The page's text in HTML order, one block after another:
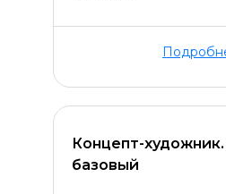
Концепт-
базовый
Оставить